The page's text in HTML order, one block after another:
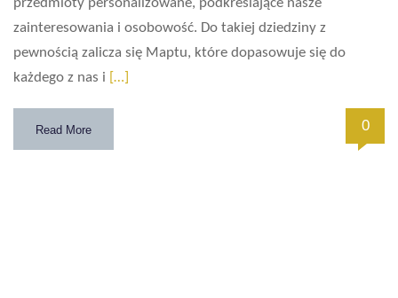
zainteresowania i osobowość. Do takiej dziedziny z
pewnością zalicza się Maptu, które dopasowuje się do
każdego z nas i […]
Read More 0